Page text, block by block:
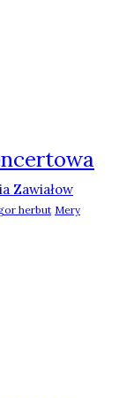
Zawiałow
herbut Mery